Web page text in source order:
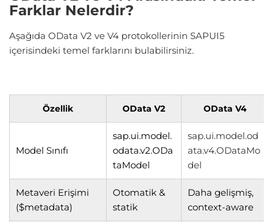
Farklar Nelerdir?
Aşağıda OData V2 ve V4 protokollerinin SAPUI5
içerisindeki temel farklarını bulabilirsiniz.
Özellik OData V2 OData V4
Model Sınıfı
sap.ui.model.
odata.v2.ODa
taModel
sap.ui.model.od
ata.v4.ODataMo
del
Metaveri Erişimi
($metadata)
Otomatik &
statik
Daha gelişmiş,
context-aware